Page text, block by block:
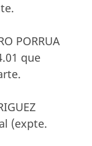
PORRUA
que
(expte.